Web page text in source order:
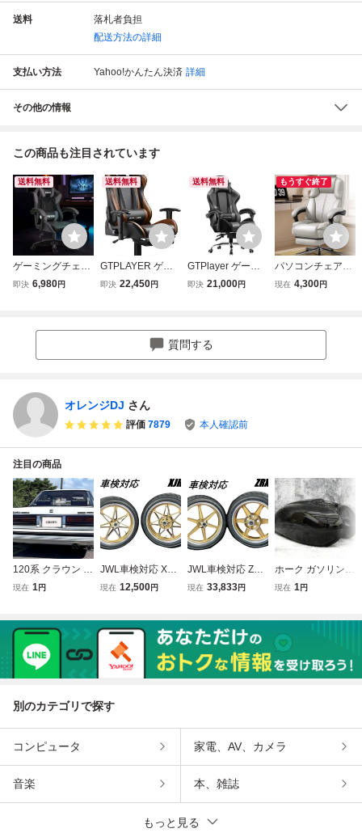
送料
落札者負担
配送方法の詳細
支払い方法 Yahoo!かんたん決済 詳細
その他の情報
この商品も注目されています
送料無料
ゲーミングチェア
pc 椅子 デスクチ
即決 6,980円
送料無料
GTPLAYER ゲー
ミングチェア オフ
グ パソコンチェア
ハイバック ヘッ
即決 22,450円
送料無料
GTPlayer ゲーミ
ングチェア オット
45°リクライニン
グ ハイバック
即決 21,000円
もうすぐ終了
パソコンチェアオ
フィスチェアマス
現在 4,300円
質問する
オレンジDJ さん
評価 7879 本人確認前
注目の商品
120系 クラウン ス
モーク テールカバ
S121後期MS123
テールランプカバ
ーMS125街道レー
現在 1円
JWL車検対応 XJR
400 タイヤ付 キャ
インキャストXJR
400R 4HM前後18
インチ インチアッ
プ Xへっぽこ社長
現在 12,500円
JWL車検対応 ZRX
400 タイヤ付 キャ
ナインキャストZR
400E 前後18イン
チ ゼファー750 Z
RX2へっぽこ社長
現在 33,833円
ホーク ガソリンタ
ンク 黒 ヤカン用/
ンク 燃料タンク
バブ カク 外装
現在 1円
別のカテゴリで探す
コンピュータ 家電、AV、カメラ
音楽 本、雑誌
もっと見る